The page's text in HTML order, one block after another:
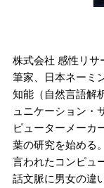
株式会社 感性リサ
筆家、日本ネーミ
知能（自然言語解
ュニケーション・
ピューターメーカ
葉の研究を始める
言われたコンピュ
話文脈に男女の違